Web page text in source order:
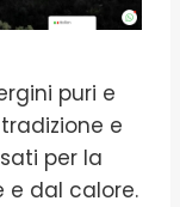
puri e
e
per la
e dal calore.